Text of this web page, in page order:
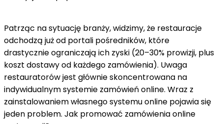
Patrząc na sytuację branży, widzimy, że restauracje
odchodzą już od portali pośredników, które
drastycznie ograniczają ich zyski (20–30% prowizji, plus
koszt dostawy od każdego zamówienia). Uwaga
restauratorów jest głównie skoncentrowana na
indywidualnym systemie zamówień online. Wraz z
zainstalowaniem własnego systemu online pojawia się
jeden problem. Jak promować zamówienia online